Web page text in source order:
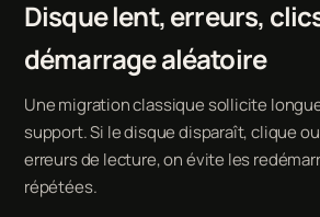
Disque lent, erreurs,
démarrage aléatoire
Une migration classique sollicite
support. Si le disque disparaît, clique
erreurs de lecture, on évite les
répétées.